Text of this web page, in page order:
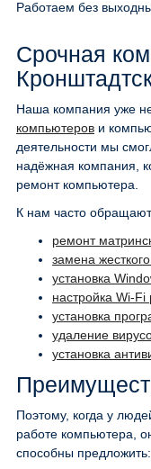
Работаем без
Срочная
Наша компания уже
компьютеров и
деятельности мы
надёжная компания,
ремонт компьютера.
К нам часто
ремонт
замена
установка
настройка Wi-Fi
установка
удаление
установка
Поэтому, когда у
работе компьютера,
способны предложить: